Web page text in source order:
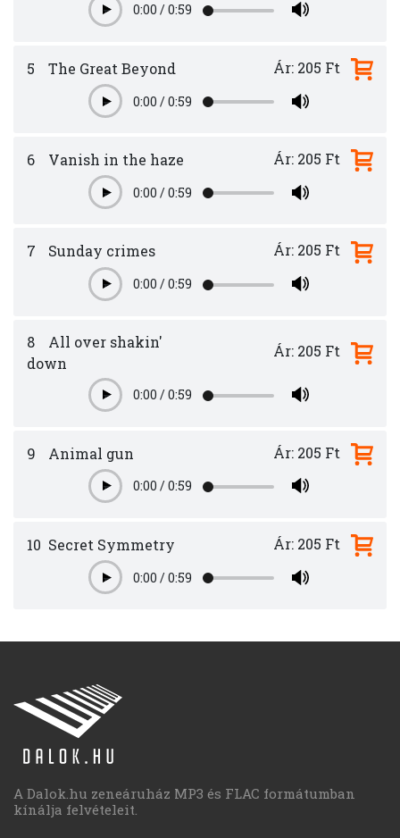
Play0:00 /0:59
5 The Great Beyond
Play0:00 /0:59
Ár: 205 Ft
6 Vanish in the haze
Play0:00 /0:59
Ár: 205 Ft
7 Sunday crimes
Play0:00 /0:59
Ár: 205 Ft
8
All over shakin'
down
Play0:00 /0:59
Ár: 205 Ft
9 Animal gun
Play0:00 /0:59
Ár: 205 Ft
10 Secret Symmetry
Play0:00 /0:59
Ár: 205 Ft
A Dalok.hu zeneáruház MP3 és FLAC formátumban
kínálja felvételeit.